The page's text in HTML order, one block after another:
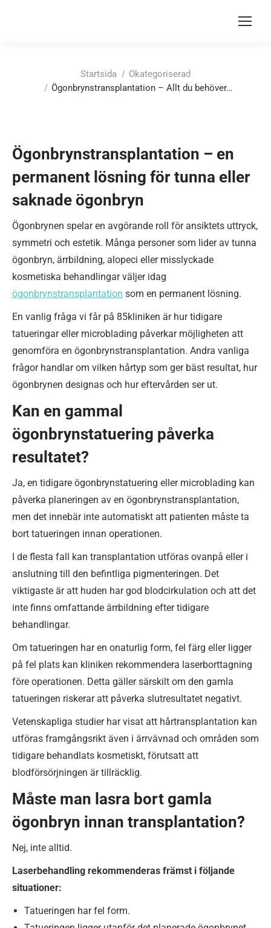
Startsida
Okategoriserad
Ögonbrynstransplantation – Allt du behöver…
Ögonbrynstransplantation – en
permanent lösning för tunna eller
saknade ögonbryn
Ögonbrynen spelar en avgörande roll för ansiktets uttryck,
symmetri och estetik. Många personer som lider av tunna
ögonbryn, ärrbildning, alopeci eller misslyckade
kosmetiska behandlingar väljer idag
ögonbrynstransplantation som en permanent lösning.
En vanlig fråga vi får på 85kliniken är hur tidigare
tatueringar eller microblading påverkar möjligheten att
genomföra en ögonbrynstransplantation. Andra vanliga
frågor handlar om vilken hårtyp som ger bäst resultat, hur
ögonbrynen designas och hur eftervården ser ut.
Kan en gammal
ögonbrynstatuering påverka
resultatet?
Ja, en tidigare ögonbrynstatuering eller microblading kan
påverka planeringen av en ögonbrynstransplantation,
men det innebär inte automatiskt att patienten måste ta
bort tatueringen innan operationen.
I de flesta fall kan transplantation utföras ovanpå eller i
anslutning till den befintliga pigmenteringen. Det
viktigaste är att huden har god blodcirkulation och att det
inte finns omfattande ärrbildning efter tidigare
behandlingar.
Om tatueringen har en onaturlig form, fel färg eller ligger
på fel plats kan kliniken rekommendera laserborttagning
före operationen. Detta gäller särskilt om den gamla
tatueringen riskerar att påverka slutresultatet negativt.
Vetenskapliga studier har visat att hårtransplantation kan
utföras framgångsrikt även i ärrvävnad och områden som
tidigare behandlats kosmetiskt, förutsatt att
blodförsörjningen är tillräcklig.
Måste man lasra bort gamla
ögonbryn innan transplantation?
Nej, inte alltid.
Laserbehandling rekommenderas främst i följande
situationer:
Tatueringen har fel form.